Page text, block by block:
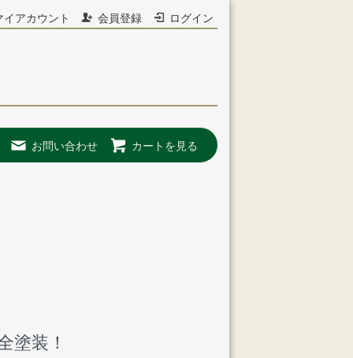
イアカウント 会員登録 ログイン
お問い合わせ カートを見る
塗装！